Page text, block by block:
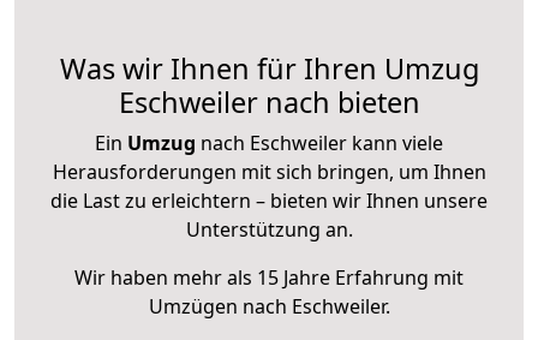
Was wir Ihnen für Ihren Umzug
Eschweiler nach bieten
Ein Umzug nach Eschweiler kann viele
Herausforderungen mit sich bringen, um Ihnen
die Last zu erleichtern – bieten wir Ihnen unsere
Unterstützung an.
Wir haben mehr als 15 Jahre Erfahrung mit
Umzügen nach Eschweiler.